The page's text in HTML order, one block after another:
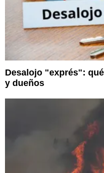
Desalojo "exprés":
y dueños